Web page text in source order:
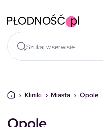
› Kliniki › Miasta › Opole
Opole